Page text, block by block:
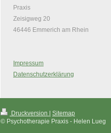
Praxis
Zeisigweg 20
46446 Emmerich am Rhein
Impressum
Datenschutzerklärung
Druckversion
Sitemap
© Psychotherapie Praxis - Helen Lueg